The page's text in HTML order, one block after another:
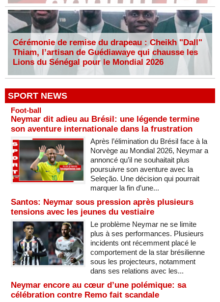
Cérémonie de remise du drapeau : Cheikh "Dall"
Thiam, l’artisan de Guédiawaye qui chausse les
Lions du Sénégal pour le Mondial 2026
SPORT NEWS
Foot-ball
Neymar dit adieu au Brésil: une légende termine
son aventure internationale dans la frustration
Après l’élimination du Brésil face à la
Norvège au Mondial 2026, Neymar a
annoncé qu’il ne souhaitait plus
poursuivre son aventure avec la
Seleção. Une décision qui pourrait
marquer la fin d’une...
Santos: Neymar sous pression après plusieurs
tensions avec les jeunes du vestiaire
Le problème Neymar ne se limite
plus à ses performances. Plusieurs
incidents ont récemment placé le
comportement de la star brésilienne
sous les projecteurs, notamment
dans ses relations avec les...
Neymar encore au cœur d’une polémique: sa
célébration contre Remo fait scandale